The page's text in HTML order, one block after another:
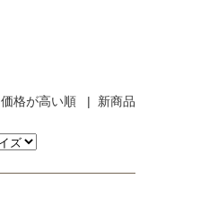
価格が高い順 | 新商品